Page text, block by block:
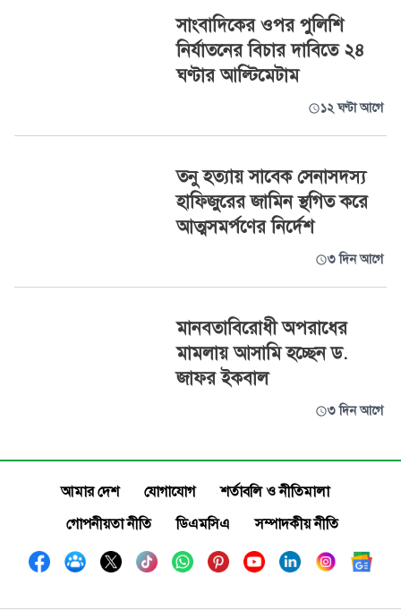
সাংবাদিকের ওপর পুলিশি
নির্যাতনের বিচার দাবিতে ২৪
ঘণ্টার আল্টিমেটাম
১২ ঘণ্টা আগে
তনু হত্যায় সাবেক সেনাসদস্য
হাফিজুরের জামিন স্থগিত করে
আত্মসমর্পণের নির্দেশ
৩ দিন আগে
মানবতাবিরোধী অপরাধের
মামলায় আসামি হচ্ছেন ড.
জাফর ইকবাল
৩ দিন আগে
আমার দেশ যোগাযোগ
শর্তাবলি ও নীতিমালা
গোপনীয়তা নীতি
ডিএমসিএ সম্পাদকীয় নীতি